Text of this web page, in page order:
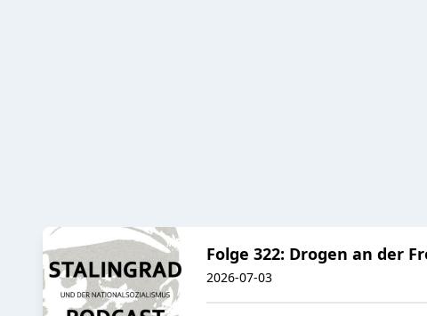
Folge 322: Drogen an der
2026-07-03